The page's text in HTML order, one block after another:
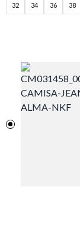
32 34 36 38